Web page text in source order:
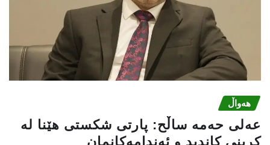
هەواڵ
عه‌لی‌ حه‌مه‌ ساڵح: پارتی‌ شكستی‌ هێنا له‌
كڕینی‌ كاندید و ئه‌ندامه‌كانمان